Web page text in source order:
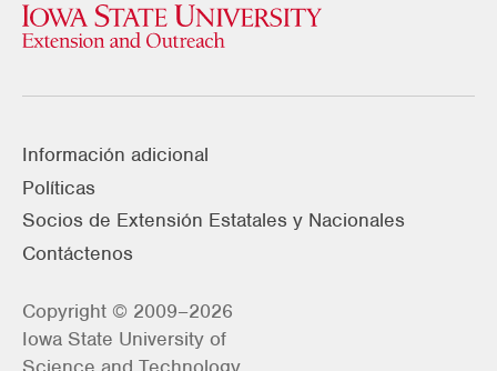
Información adicional
Políticas
Socios de Extensión Estatales y Nacionales
Contáctenos
Copyright © 2009–2026
Iowa State University of